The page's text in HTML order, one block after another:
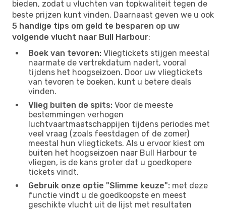
bieden, zodat u vluchten van topkwaliteit tegen de
beste prijzen kunt vinden. Daarnaast geven we u ook
5 handige tips om geld te besparen op uw
volgende vlucht naar Bull Harbour:
Boek van tevoren: Vliegtickets stijgen meestal
naarmate de vertrekdatum nadert, vooral
tijdens het hoogseizoen. Door uw vliegtickets
van tevoren te boeken, kunt u betere deals
vinden.
Vlieg buiten de spits: Voor de meeste
bestemmingen verhogen
luchtvaartmaatschappijen tijdens periodes met
veel vraag (zoals feestdagen of de zomer)
meestal hun vliegtickets. Als u ervoor kiest om
buiten het hoogseizoen naar Bull Harbour te
vliegen, is de kans groter dat u goedkopere
tickets vindt.
Gebruik onze optie "Slimme keuze": met deze
functie vindt u de goedkoopste en meest
geschikte vlucht uit de lijst met resultaten